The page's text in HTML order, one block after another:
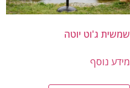
שמשית ג'וט יוטה
מידע נוסף